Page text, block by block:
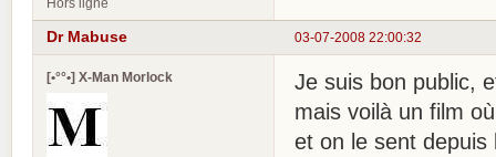
Hors ligne
03-07-2008 22:00:32
Dr Mabuse
[•°°•] X-Man Morlock
Je suis bon public,
mais voilà un film
et on le sent depuis